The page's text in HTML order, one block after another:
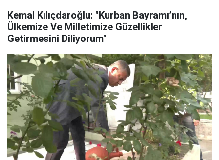
Kemal Kılıçdaroğlu: "Kurban Bayramı’nın,
Ülkemize Ve Milletimize Güzellikler
Getirmesini Diliyorum"